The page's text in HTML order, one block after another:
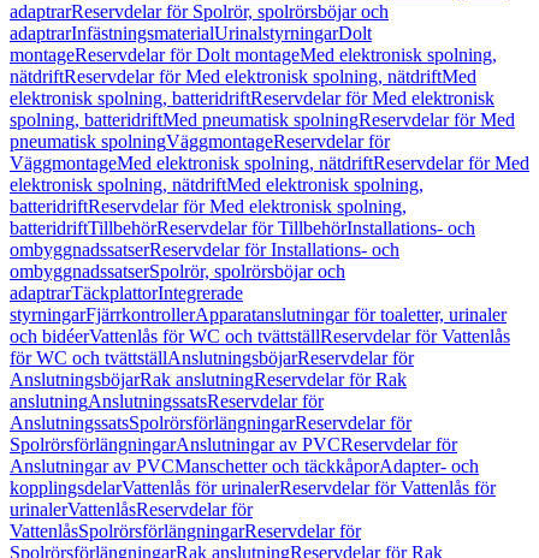
adaptrarReservdelar för Spolrör, spolrörsböjar och
adaptrarInfästningsmaterialUrinalstyrningarDolt
montageReservdelar för Dolt montageMed elektronisk spolning,
nätdriftReservdelar för Med elektronisk spolning, nätdriftMed
elektronisk spolning, batteridriftReservdelar för Med elektronisk
spolning, batteridriftMed pneumatisk spolningReservdelar för Med
pneumatisk spolningVäggmontageReservdelar för
VäggmontageMed elektronisk spolning, nätdriftReservdelar för Med
elektronisk spolning, nätdriftMed elektronisk spolning,
batteridriftReservdelar för Med elektronisk spolning,
batteridriftTillbehörReservdelar för TillbehörInstallations- och
ombyggnadssatserReservdelar för Installations- och
ombyggnadssatserSpolrör, spolrörsböjar och
adaptrarTäckplattorIntegrerade
styrningarFjärrkontrollerApparatanslutningar för toaletter, urinaler
och bidéerVattenlås för WC och tvättställReservdelar för Vattenlås
för WC och tvättställAnslutningsböjarReservdelar för
AnslutningsböjarRak anslutningReservdelar för Rak
anslutningAnslutningssatsReservdelar för
AnslutningssatsSpolrörsförlängningarReservdelar för
SpolrörsförlängningarAnslutningar av PVCReservdelar för
Anslutningar av PVCManschetter och täckkåporAdapter- och
kopplingsdelarVattenlås för urinalerReservdelar för Vattenlås för
urinalerVattenlåsReservdelar för
VattenlåsSpolrörsförlängningarReservdelar för
SpolrörsförlängningarRak anslutningReservdelar för Rak